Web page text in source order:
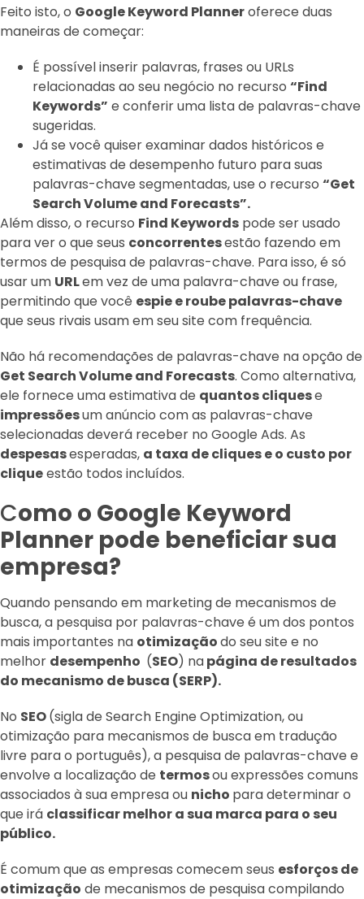
Feito isto, o Google Keyword Planneroferece duas
maneiras de começar:
É possível inserir palavras, frases ou URLs
relacionadas ao seu negócio no recurso “Find
Keywords” e conferir uma lista de palavras-chave
sugeridas.
Já se você quiser examinar dados históricos e
estimativas de desempenho futuro para suas
palavras-chave segmentadas, use o recurso “Get
Search Volume and Forecasts”.
Além disso, o recurso Find Keywords pode ser usado
para ver o que seus concorrentesestão fazendo em
termos de pesquisa de palavras-chave. Para isso, é só
usar um URLem vez de uma palavra-chave ou frase,
permitindo que você espie e roube palavras-chave
que seus rivais usam em seu site com frequência.
Não há recomendações de palavras-chave na opção de
Get Search Volume and Forecasts. Como alternativa,
ele fornece uma estimativa de quantos cliquese
impressõesum anúncio com as palavras-chave
selecionadas deverá receber no Google Ads. As
despesasesperadas, a taxa de cliques e o custo por
cliqueestão todos incluídos.
Como o Google Keyword
Planner pode beneficiar sua
empresa?
Quando pensando em marketing de mecanismos de
busca, a pesquisa por palavras-chave é um dos pontos
mais importantes na otimizaçãodo seu site e no
melhor desempenho (SEO) napágina de resultados
do mecanismo de busca (SERP).
No SEO(sigla de Search Engine Optimization, ou
otimização para mecanismos de busca em tradução
livre para o português), a pesquisa de palavras-chave e
envolve a localização de termosou expressões comuns
associados à sua empresa ou nicho para determinar o
que irá classificar melhor a sua marca para o seu
público.
É comum que as empresas comecem seus esforços de
otimização de mecanismos de pesquisa compilando